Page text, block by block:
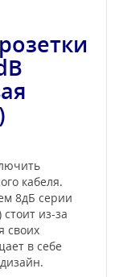
кабеля.
8дБ серии
из-за
своих
в себе